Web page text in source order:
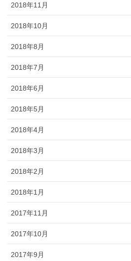
2018年11月
2018年10月
2018年8月
2018年7月
2018年6月
2018年5月
2018年4月
2018年3月
2018年2月
2018年1月
2017年11月
2017年10月
2017年9月